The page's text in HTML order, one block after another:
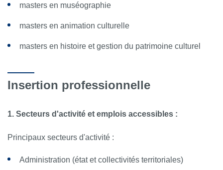
masters en muséographie
masters en animation culturelle
masters en histoire et gestion du patrimoine culturel
Insertion professionnelle
1. Secteurs d'activité et emplois accessibles :
Principaux secteurs d'activité :
Administration (état et collectivités territoriales)